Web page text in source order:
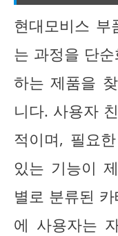
현대모비스 부
는 과정을 단
하는 제품을
니다. 사용자
적이며, 필요
있는 기능이
별로 분류된
에 사용자는